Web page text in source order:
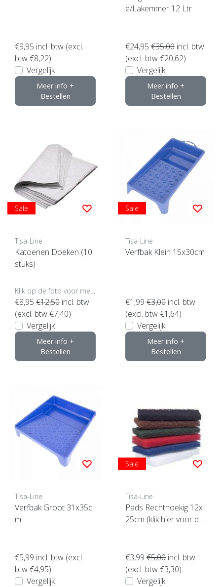
€9,95 incl. btw (excl.
btw €8,22)
Vergelijk
Meer info +
Bestellen
e/Lakemmer 12 Ltr
€24,95 €35,00 incl. btw
(excl. btw €20,62)
Vergelijk
Meer info +
Bestellen
Sale
Tisa-Line
Katoenen Doeken (10
stuks)
€8,95 €12,50 incl. btw
(excl. btw €7,40)
Vergelijk
Meer info +
Bestellen
Sale
Tisa-Line
Verfbak Klein 15x30cm
€1,99 €3,00 incl. btw
(excl. btw €1,64)
Vergelijk
Meer info +
Bestellen
Tisa-Line
Verfbak Groot 31x35c
m
€5,99 incl. btw (excl.
btw €4,95)
Vergelijk
Sale
Tisa-Line
Pads Rechthoekig 12x
25cm (klik hier voor de
€3,99 €5,00 incl. btw
(excl. btw €3,30)
Vergelijk